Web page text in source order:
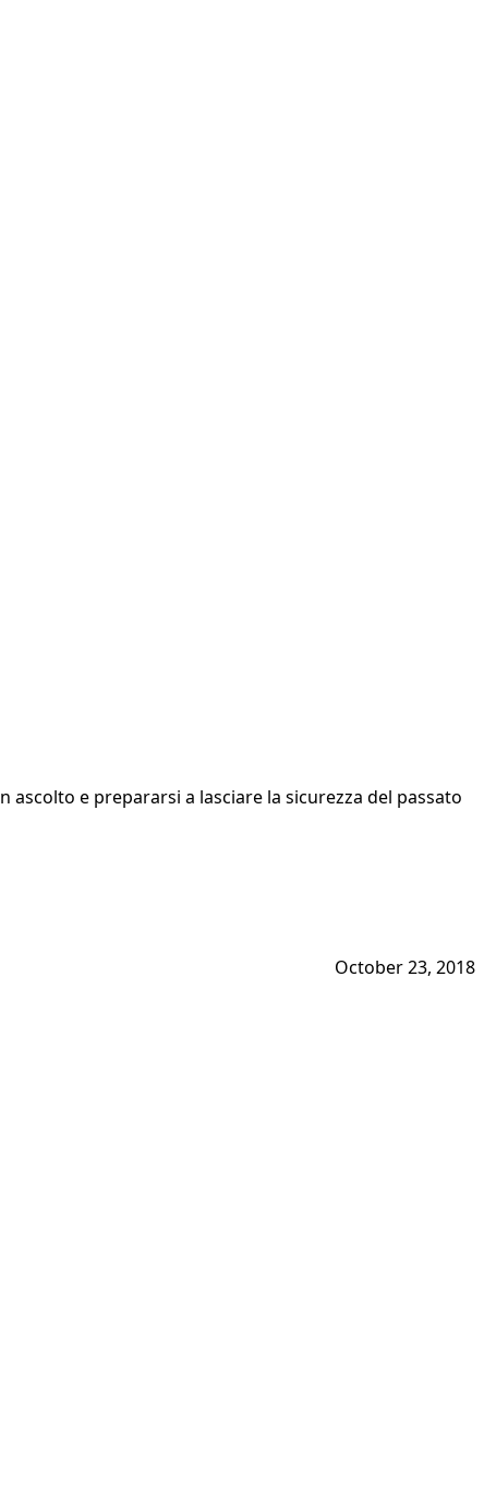
e prepararsi a lasciare la sicurezza del passato
October 23, 2018